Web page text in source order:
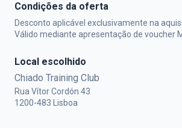
Condições da oferta
Desconto aplicável exclusivamente na
Válido mediante apresentação de voucher
Local escolhido
Chiado Training Club
Rua Vítor Cordón 43
1200-483
Lisboa